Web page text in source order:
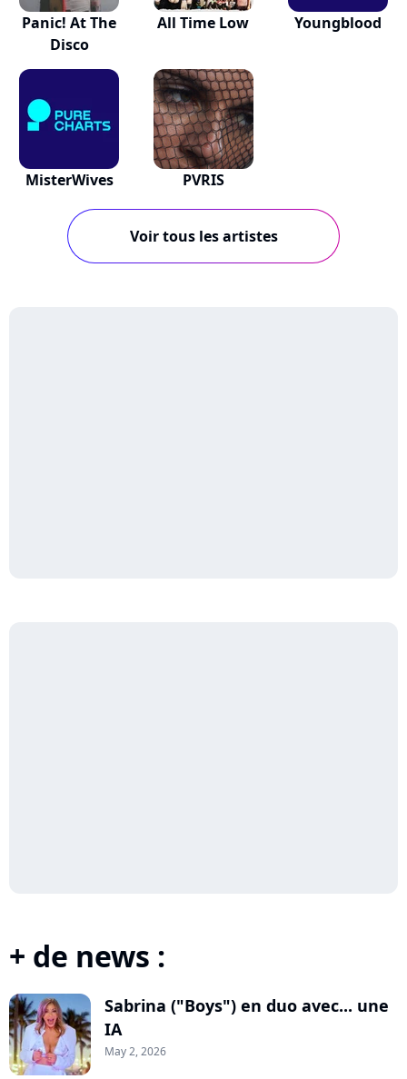
Panic! At The
Disco
All Time Low Youngblood
MisterWives PVRIS
Voir tous les artistes
+ de news :
Sabrina ("Boys") en duo avec... une
IA
May 2, 2026